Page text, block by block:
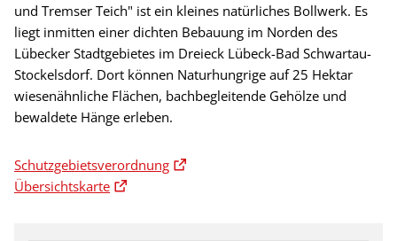
und Tremser Teich" ist ein kleines natürliches Bollwerk. Es
liegt inmitten einer dichten Bebauung im Norden des
Lübecker Stadtgebietes im Dreieck Lübeck-Bad Schwartau-
Stockelsdorf. Dort können Naturhungrige auf 25 Hektar
wiesenähnliche Flächen, bachbegleitende Gehölze und
bewaldete Hänge erleben.
Schutzgebietsverordnung
Übersichtskarte